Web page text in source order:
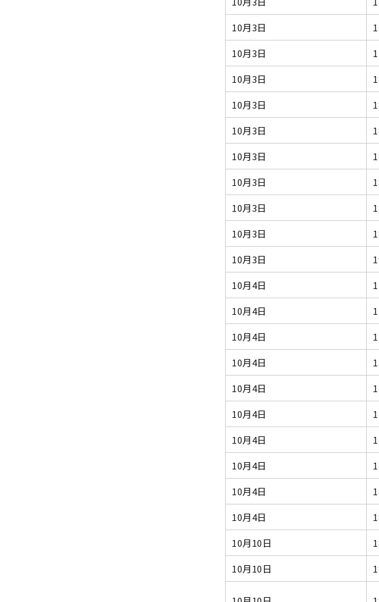
10月3日
10月3日
10月3日
10月3日
10月3日
10月3日
10月3日
10月3日
10月3日
10月3日
10月4日
10月4日
10月4日
10月4日
10月4日
10月4日
10月4日
10月4日
10月4日
10月4日
10月10日
10月10日